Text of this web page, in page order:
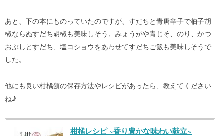
あと、下の本にものっていたのですが、すだちと青唐辛子で柚子胡
椒ならぬすだち胡椒も美味しそう。みょうがや青じそ、のり、かつ
おぶしとすだち、塩コショウをあわせてすだちご飯も美味しそうで
した。
他にも良い柑橘類の保存方法やレシピがあったら、教えてください
ね♪
柑橘レシピ ~香り豊かな味わい献立~